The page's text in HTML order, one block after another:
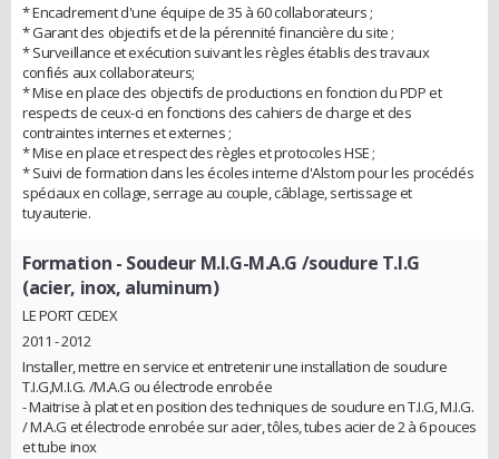
* Encadrement d'une équipe de 35 à 60 collaborateurs ;
* Garant des objectifs et de la pérennité financière du site ;
* Surveillance et exécution suivant les règles établis des travaux
confiés aux collaborateurs;
* Mise en place des objectifs de productions en fonction du PDP et
respects de ceux-ci en fonctions des cahiers de charge et des
contraintes internes et externes ;
* Mise en place et respect des règles et protocoles HSE ;
* Suivi de formation dans les écoles interne d'Alstom pour les procédés
spéciaux en collage, serrage au couple, câblage, sertissage et
tuyauterie.
Formation - Soudeur M.I.G-M.A.G /soudure T.I.G
(acier, inox, aluminum)
LE PORT CEDEX
2011 - 2012
Installer, mettre en service et entretenir une installation de soudure
T.I.G,M.I.G. /M.A.G ou électrode enrobée
- Maitrise à plat et en position des techniques de soudure en T.I.G, M.I.G.
/ M.A.G et électrode enrobée sur acier, tôles, tubes acier de 2 à 6 pouces
et tube inox